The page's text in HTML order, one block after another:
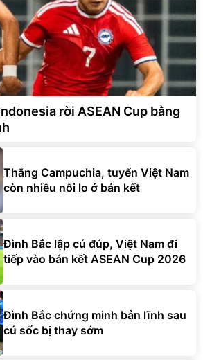
rời ASEAN Cup bằng
Thắng Campuchia, tuyển Việt Nam
còn nhiều nỗi lo ở bán kết
Đình Bắc lập cú đúp, Việt Nam đi
tiếp vào bán kết ASEAN Cup 2026
Đình Bắc chứng minh bản lĩnh sau
cú sốc bị thay sớm